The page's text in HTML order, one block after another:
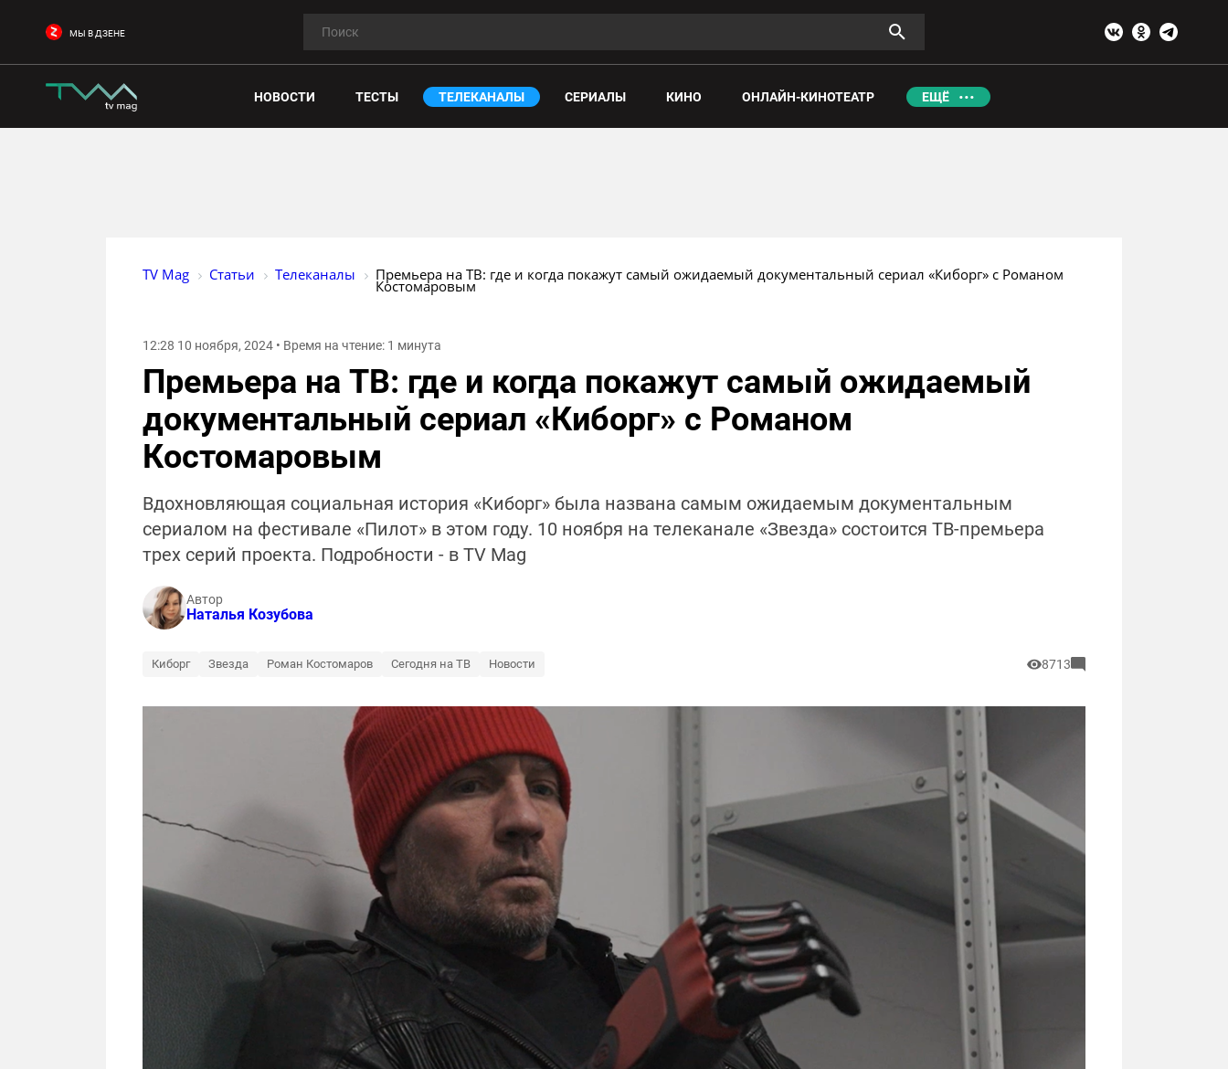
МЫ В ДЗЕНЕ
НОВОСТИ ТЕСТЫ ТЕЛЕКАНАЛЫ СЕРИАЛЫ КИНО ОНЛАЙН-КИНОТЕАТР ЕЩЁ
TV Mag Статьи Телеканалы Премьера на ТВ: где и когда покажут самый ожидаемый документальный сериал «Киборг» с Романом
Костомаровым
12:28 10 ноября, 2024 • Время на чтение: 1 минута
Премьера на ТВ: где и когда покажут самый ожидаемый
документальный сериал «Киборг» с Романом
Костомаровым
Вдохновляющая социальная история «Киборг» была названа самым ожидаемым документальным
сериалом на фестивале «Пилот» в этом году. 10 ноября на телеканале «Звезда» состоится ТВ-премьера
трех серий проекта. Подробности - в TV Mag
Автор
Наталья Козубова
Киборг Звезда Роман Костомаров Сегодня на ТВ Новости 8713